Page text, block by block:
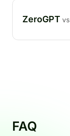
ZeroGPT vs
FAQ